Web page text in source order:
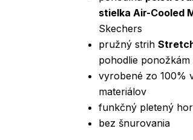
stielka Air-Cooled
Skechers
pružný strih
pohodlie
vyrobené zo 100%
materiálov
funkčný pletený
bez šnurovania